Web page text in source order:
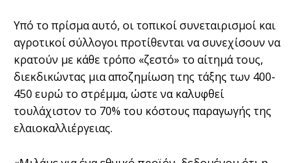
Υπό το πρίσμα αυτό, οι τοπικοί συνεταιρισμοί και
αγροτικοί σύλλογοι προτίθενται να συνεχίσουν να
κρατούν με κάθε τρόπο «ζεστό» το αίτημά τους,
διεκδικώντας μια αποζημίωση της τάξης των 400-
450 ευρώ το στρέμμα, ώστε να καλυφθεί
τουλάχιστον το 70% του κόστους παραγωγής της
ελαιοκαλλιέργειας.